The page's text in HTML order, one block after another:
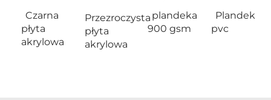
Czarna
płyta
akrylowa
Przezroczysta
płyta
akrylowa
plandeka
900 gsm
Plandek
pvc